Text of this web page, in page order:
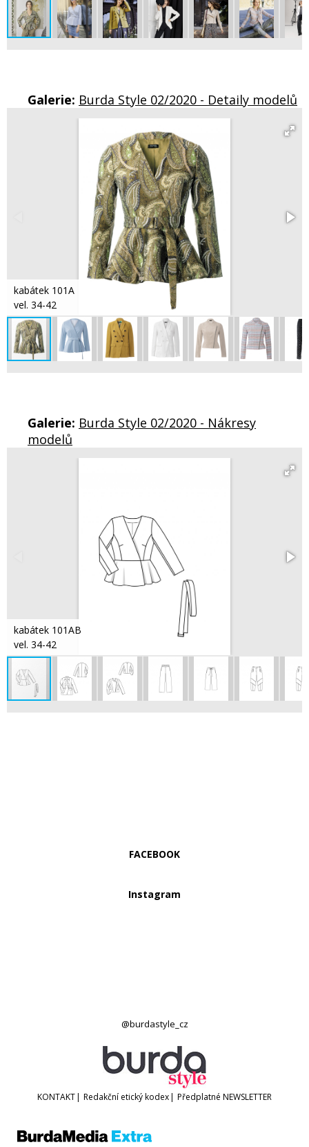
Galerie: Burda Style 02/2020 - Detaily modelů
kabátek 101A
vel. 34-42
Galerie: Burda Style 02/2020 - Nákresy
modelů
kabátek 101AB
vel. 34-42
FACEBOOK
Instagram
@burdastyle_cz
KONTAKT| Redakční etický kodex| Předplatné NEWSLETTER